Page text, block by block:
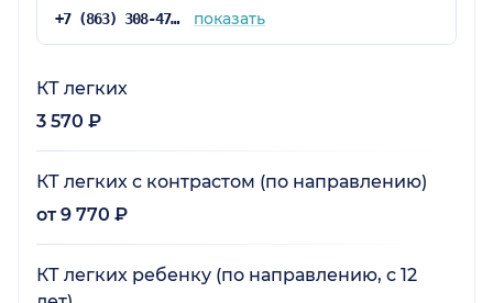
+7 (863) 308-47-91 показать
КТ легких
3 570 ₽
КТ легких с контрастом (по направлению)
от 9 770 ₽
КТ легких ребенку (по направлению, с 12